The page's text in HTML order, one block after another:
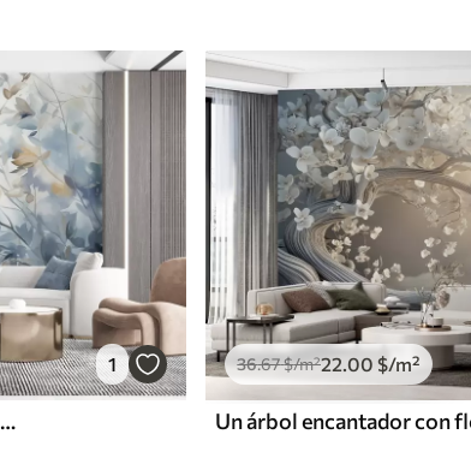
1
Ramas con hojas en tonos azules y marrones, fondo claro, suave y delicado, estilo acuarela
36.67$/m²22.00 $/m²